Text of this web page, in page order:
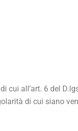
cui all’art. 6 del
di cui siano